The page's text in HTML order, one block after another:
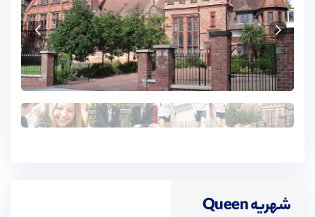
تفکر نقادانه خود را توسعه دهند.
شهریه Queen